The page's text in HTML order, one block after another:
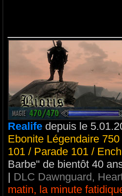
Realife depuis le
Ebonite Légendaire
101 / Parade 101 /
Barbe" de bientôt 40
| DLC Dawnguard,
matin, la minute